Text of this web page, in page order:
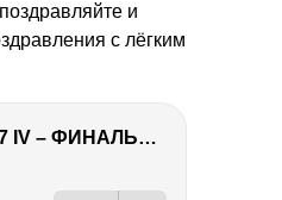
и
с лёгким
Sony Alpha 7 IV – ФИНАЛЬНЫЙ ОБЗОР